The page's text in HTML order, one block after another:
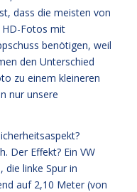
dass die meisten von
HD-Fotos mit
benötigen, weil
den Unterschied
zu einem kleineren
nur unsere
Der Effekt? Ein VW
linke Spur in
auf 2,10 Meter (von